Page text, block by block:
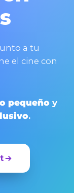
a tu
el cine con
pequeñoy
.